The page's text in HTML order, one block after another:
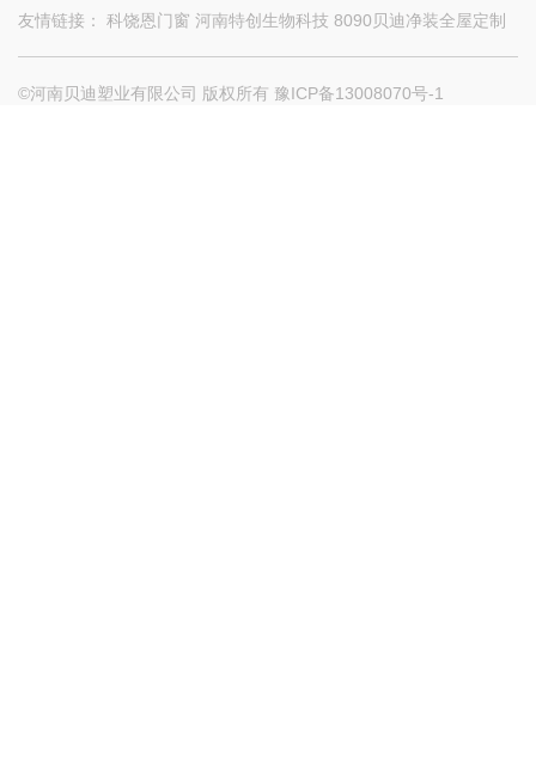
友情链接： 科饶恩门窗 河南特创生物科技 8090贝迪净装全屋定制
©河南贝迪塑业有限公司 版权所有 豫ICP备13008070号-1